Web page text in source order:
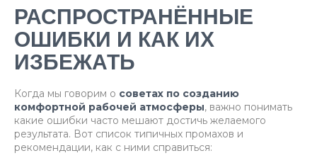
РАСПРОСТРАНЁННЫЕ
ОШИБКИ И КАК ИХ
ИЗБЕЖАТЬ
Когда мы говорим о советах по созданию
комфортной рабочей атмосферы, важно понимать
какие ошибки часто мешают достичь желаемого
результата. Вот список типичных промахов и
рекомендации, как с ними справиться: